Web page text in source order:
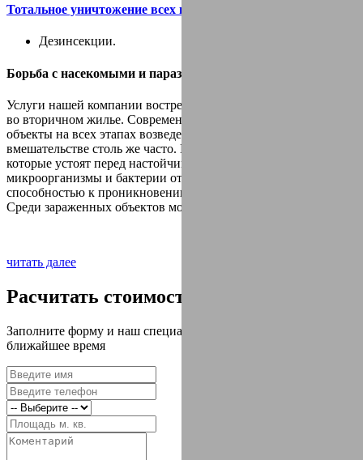
Тотальное уничтожение всех видов грызунов
Дезинсекции.
Борьба с насекомыми и паразитами.
Услуги нашей компании востребованы и актуальны не только
во вторичном жилье. Современные дома и строительные
объекты на всех этапах возведения нуждаются в нашем
вмешательстве столь же часто. Нет таких препятствий,
которые устоят перед настойчивыми вредителями, а
микроорганизмы и бактерии отличаются самой высокой
способностью к проникновению.
Среди зараженных объектов могут оказаться:
читать далее
Расчитать стоимость работ?
Заполните форму и наш специалист свяжется с Вами в
ближайшее время